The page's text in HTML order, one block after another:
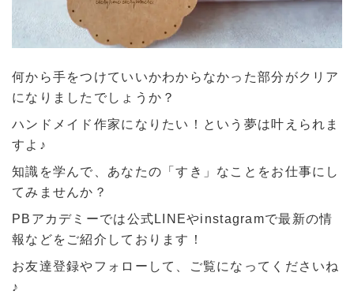
何から手をつけていいかわからなかった部分がクリア
になりましたでしょうか？
ハンドメイド作家になりたい！という夢は叶えられま
すよ♪
知識を学んで、あなたの「すき」なことをお仕事にし
てみませんか？
PBアカデミーでは公式LINEやinstagramで最新の情
報などをご紹介しております！
お友達登録やフォローして、ご覧になってくださいね
♪